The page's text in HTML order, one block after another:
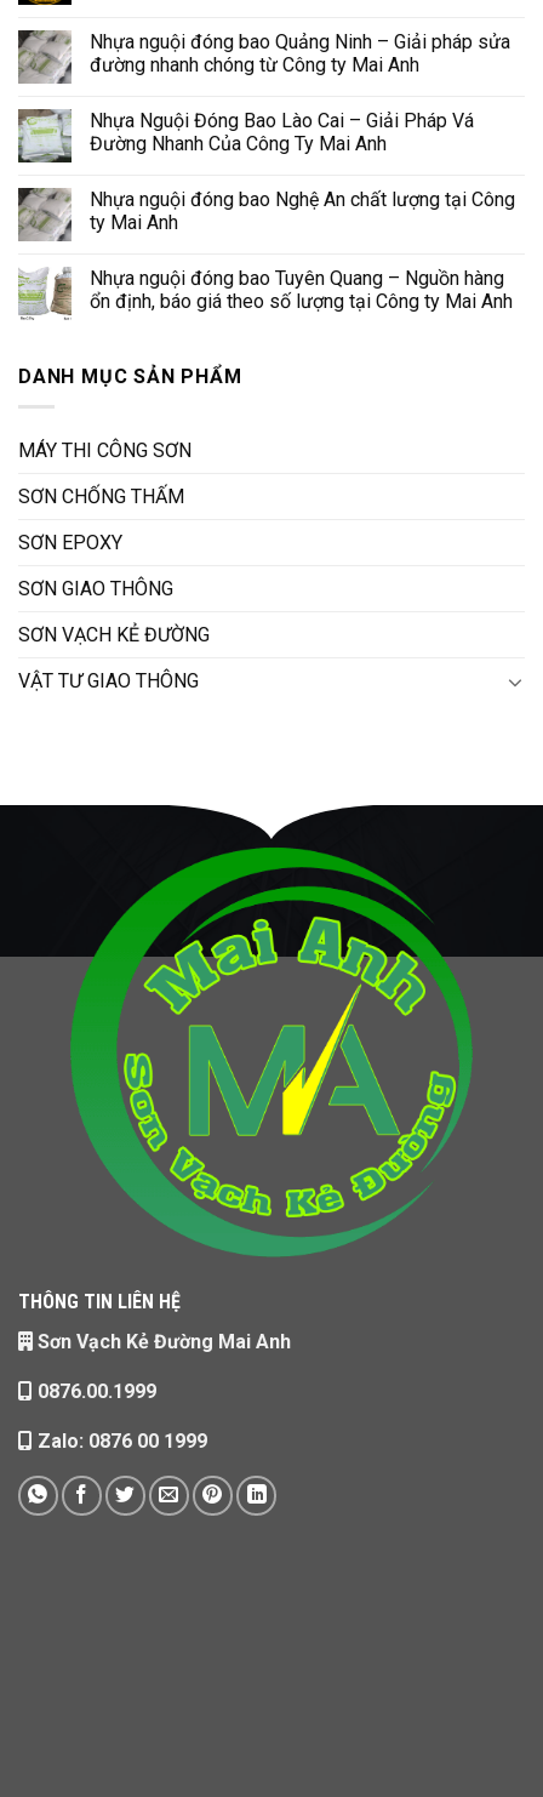
Nhựa nguội đóng bao Quảng Ninh – Giải pháp sửa
đường nhanh chóng từ Công ty Mai Anh
Nhựa Nguội Đóng Bao Lào Cai – Giải Pháp Vá
Đường Nhanh Của Công Ty Mai Anh
Nhựa nguội đóng bao Nghệ An chất lượng tại Công
ty Mai Anh
Nhựa nguội đóng bao Tuyên Quang – Nguồn hàng
ổn định, báo giá theo số lượng tại Công ty Mai Anh
DANH MỤC SẢN PHẨM
MÁY THI CÔNG SƠN
SƠN CHỐNG THẤM
SƠN EPOXY
SƠN GIAO THÔNG
SƠN VẠCH KẺ ĐƯỜNG
VẬT TƯ GIAO THÔNG
THÔNG TIN LIÊN HỆ
Sơn Vạch Kẻ Đường Mai Anh
0876.00.1999
Zalo: 0876 00 1999